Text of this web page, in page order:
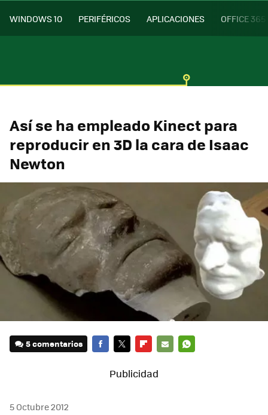
WINDOWS 10 PERIFÉRICOS APLICACIONES OFFICE 365
Así se ha empleado Kinect para
reproducir en 3D la cara de Isaac
Newton
5 comentarios
MAIL
5 Octubre 2012